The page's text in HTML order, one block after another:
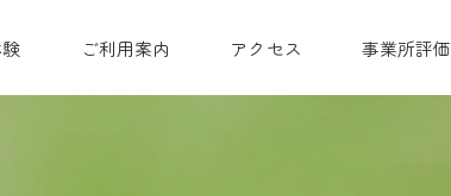
ご利用案内 アクセス 事業所評価